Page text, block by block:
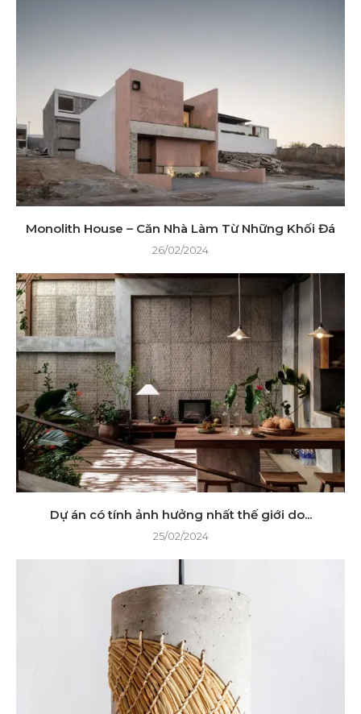
Monolith House – Căn Nhà Làm Từ Những Khối Đá
26/02/2024
Dự án có tính ảnh hưởng nhất thế giới do...
25/02/2024